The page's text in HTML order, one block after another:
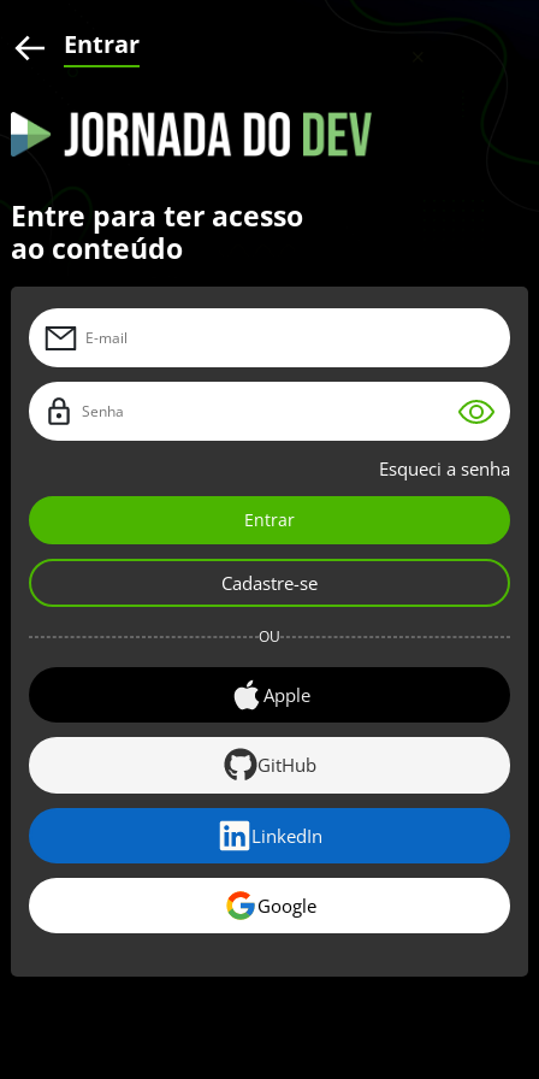
Entrar
Entre para ter acesso
ao conteúdo
Esqueci a senha
Entrar
Cadastre-se
OU
Apple
GitHub
LinkedIn
Google